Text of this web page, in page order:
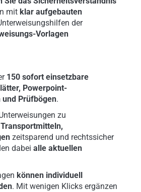
mit klar aufgebauten
der
Vorlagen
150 sofort einsetzbare
Powerpoint-
und Prüfbögen.
zu
zeitsparend und rechtssicher
dabei alle aktuellen
können individuell
. Mit wenigen Klicks ergänzen